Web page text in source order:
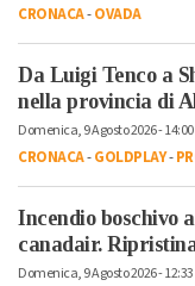
CRONACA-OVADA
Da Luigi Tenco a
nella provincia di
Domenica, 9 Agosto 2026 - 14:00
CRONACA-GOLDPLAY-
Incendio boschivo
canadair.
Domenica, 9 Agosto 2026 - 12:33